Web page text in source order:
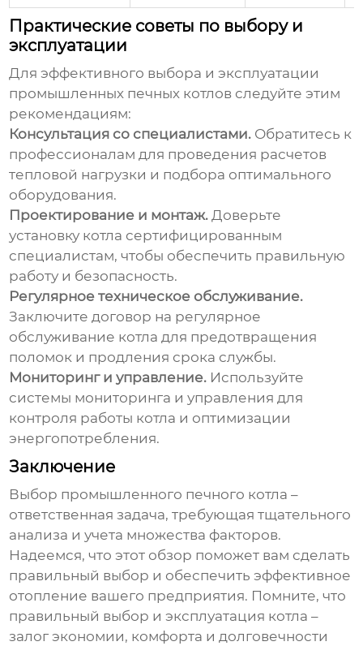
Практические советы по выбору и
эксплуатации
Для эффективного выбора и эксплуатации
промышленных печных котлов следуйте этим
рекомендациям:
Консультация со специалистами. Обратитесь к
профессионалам для проведения расчетов
тепловой нагрузки и подбора оптимального
оборудования.
Проектирование и монтаж. Доверьте
установку котла сертифицированным
специалистам, чтобы обеспечить правильную
работу и безопасность.
Регулярное техническое обслуживание.
Заключите договор на регулярное
обслуживание котла для предотвращения
поломок и продления срока службы.
Мониторинг и управление. Используйте
системы мониторинга и управления для
контроля работы котла и оптимизации
энергопотребления.
Заключение
Выбор промышленного печного котла –
ответственная задача, требующая тщательного
анализа и учета множества факторов.
Надеемся, что этот обзор поможет вам сделать
правильный выбор и обеспечить эффективное
отопление вашего предприятия. Помните, что
правильный выбор и эксплуатация котла –
залог экономии, комфорта и долговечности